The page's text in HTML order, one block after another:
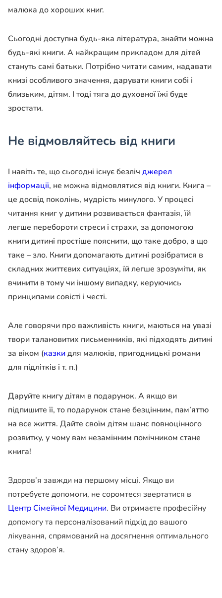
малюка до хороших книг.
Сьогодні доступна будь-яка література, знайти можна
будь-які книги. А найкращим прикладом для дітей
стануть самі батьки. Потрібно читати самим, надавати
книзі особливого значення, дарувати книги собі і
близьким, дітям. І тоді тяга до духовної їжі буде
зростати.
Не відмовляйтесь від книги
І навіть те, що сьогодні існує безліч джерел
інформації, не можна відмовлятися від книги. Книга –
це досвід поколінь, мудрість минулого. У процесі
читання книг у дитини розвивається фантазія, їй
легше перебороти стреси і страхи, за допомогою
книги дитині простіше пояснити, що таке добро, а що
таке – зло. Книги допомагають дитині розібратися в
складних життєвих ситуаціях, їй легше зрозуміти, як
вчинити в тому чи іншому випадку, керуючись
принципами совісті і честі.
Але говорячи про важливість книги, маються на увазі
твори талановитих письменників, які підходять дитині
за віком (казкидля малюків, пригодницькі романи
для підлітків і т. п.)
Даруйте книгу дітям в подарунок. А якщо ви
підпишите її, то подарунок стане безцінним, пам’яттю
на все життя. Дайте своїм дітям шанс повноцінного
розвитку, у чому вам незамінним помічником стане
книга!
Здоров’я завжди на першому місці. Якщо ви
потребуєте допомоги, не соромтеся звертатися в
Центр Сімейної Медицини. Ви отримаєте професійну
допомогу та персоналізований підхід до вашого
лікування, спрямований на досягнення оптимального
стану здоров’я.